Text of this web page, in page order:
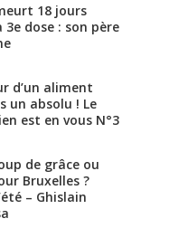
18 jours
3e dose : son père
d’un aliment
un absolu ! Le
est en vous N°3
de grâce ou
Bruxelles ?
– Ghislain